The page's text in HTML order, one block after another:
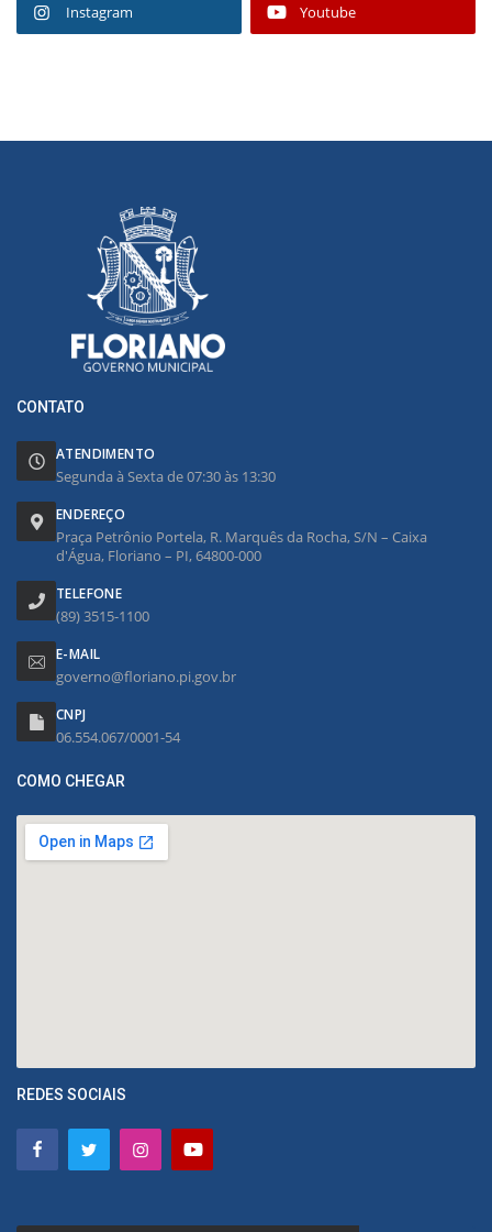
Instagram Youtube
CONTATO
ATENDIMENTO
Segunda à Sexta de 07:30 às 13:30
ENDEREÇO
Praça Petrônio Portela, R. Marquês da Rocha, S/N – Caixa
d'Água, Floriano – PI, 64800-000
TELEFONE
(89) 3515-1100
E-MAIL
governo@floriano.pi.gov.br
CNPJ
06.554.067/0001-54
COMO CHEGAR
REDES SOCIAIS